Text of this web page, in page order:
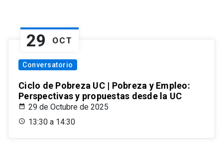
29 OCT
Conversatorio
Ciclo de Pobreza UC | Pobreza y Empleo:
Perspectivas y propuestas desde la UC
29 de Octubre de 2025
13:30 a 14:30